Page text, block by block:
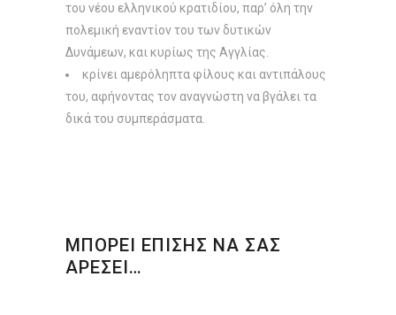
του νέου ελληνικού κρατιδίου, παρ’ όλη την
πολεμική εναντίον του των δυτικών
Δυνάμεων, και κυρίως της Aγγλίας.
κρίνει αμερόληπτα φίλους και αντιπάλους
του, αφήνοντας τον αναγνώστη να βγάλει τα
δικά του συμπεράσματα.
ΜΠΟΡΕΙ ΕΠΙΣΗΣ ΝΑ ΣΑΣ
ΑΡΕΣΕΙ…